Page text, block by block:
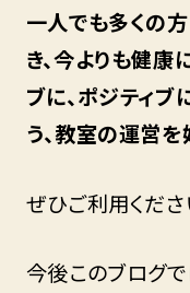
一人でも多くの
き、今よりも健康
ブに、ポジティ
う、教室の運営を
ぜひご利用くださ
今後このブログで